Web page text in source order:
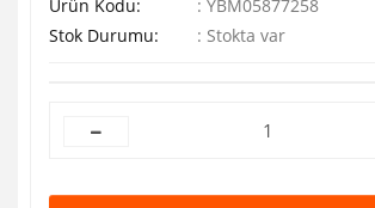
Ürün Kodu:
: YBM05877258
Stok Durumu:
: Stokta var